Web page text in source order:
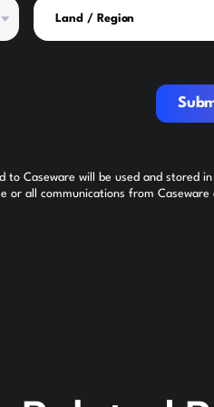
Caseware will be used and stored
or all communications from